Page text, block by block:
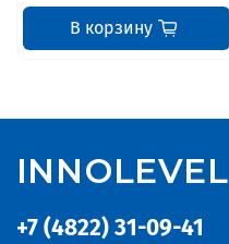
В корзину
+7 (4822) 31-09-41
INNOLEVEL